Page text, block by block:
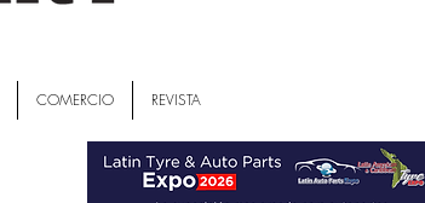
COMERCIO REVISTA